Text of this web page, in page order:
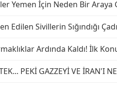
Yemen İçin Neden Bir Araya
Edilen Sivillerin Sığındığı
Ardında Kaldı! İlk
PEKİ GAZZEYİ VE İRAN'I